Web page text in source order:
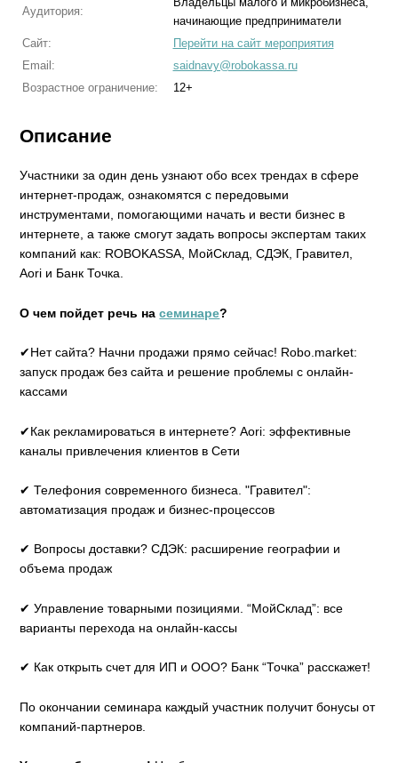
Аудитория:
начинающие предприниматели
Сайт:
Перейти на сайт мероприятия
Email:
saidnavy@robokassa.ru
Возрастное ограничение:
12+
Описание
Участники за один день узнают обо всех трендах в сфере
интернет-продаж, ознакомятся с передовыми
инструментами, помогающими начать и вести бизнес в
интернете, а также смогут задать вопросы экспертам таких
компаний как: ROBOKASSA, МойСклад, СДЭК, Гравител,
Aori и Банк Точка.
О чем пойдет речь насеминаре?
✔Нет сайта? Начни продажи прямо сейчас! Robo.market:
запуск продаж без сайта и решение проблемы с онлайн-
кассами
✔Как рекламироваться в интернете? Aori: эффективные
каналы привлечения клиентов в Сети
✔ Телефония современного бизнеса. "Гравител":
автоматизация продаж и бизнес-процессов
✔ Вопросы доставки? СДЭК: расширение географии и
объема продаж
✔ Управление товарными позициями. “МойСклад”: все
варианты перехода на онлайн-кассы
✔ Как открыть счет для ИП и ООО? Банк “Точка” расскажет!
По окончании семинара каждый участник получит бонусы от
компаний-партнеров.